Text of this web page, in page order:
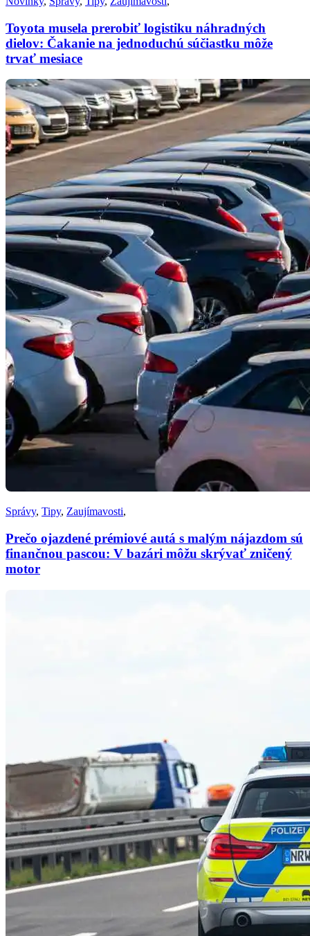
Toyota musela prerobiť logistiku náhradných
dielov: Čakanie na jednoduchú súčiastku môže
trvať mesiace
Správy, Tipy, Zaujímavosti,
Prečo ojazdené prémiové autá s malým nájazdom sú
finančnou pascou: V bazári môžu skrývať zničený
motor